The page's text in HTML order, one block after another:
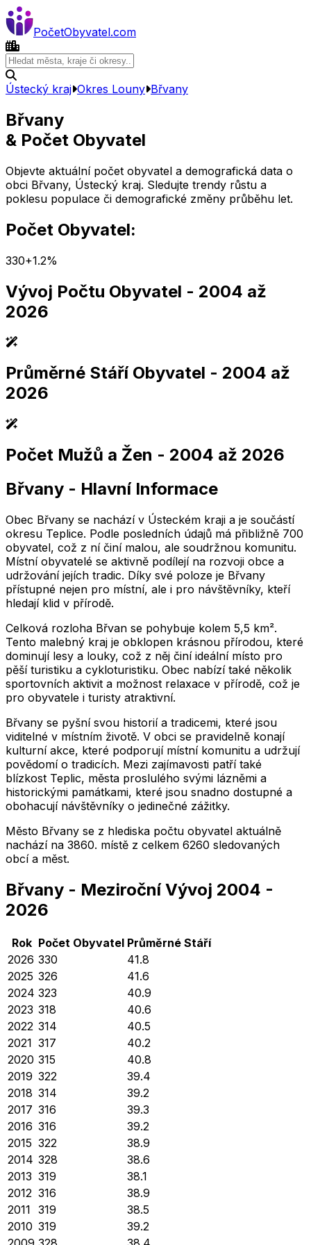
PočetObyvatel.com
Ústecký kraj Okres Louny Břvany
Břvany
& Počet Obyvatel
Objevte aktuální počet obyvatel a demografická data o
obci Břvany, Ústecký kraj. Sledujte trendy růstu a
poklesu populace či demografické změny průběhu let.
Počet Obyvatel:
330+1.2%
Vývoj Počtu Obyvatel - 2004 až
2026
2,005 2,010 2,015 2,020 2,025
2,005 2,010 2,015 2,020 2,025
Průměrné Stáří Obyvatel - 2004 až
2026
2,005 2,010 2,015 2,020 2,025
2,005 2,010 2,015 2,020 2,025
Počet Mužů a Žen - 2004 až 2026
Břvany - Hlavní Informace
Obec Břvany se nachází v Ústeckém kraji a je součástí
okresu Teplice. Podle posledních údajů má přibližně 700
obyvatel, což z ní činí malou, ale soudržnou komunitu.
Místní obyvatelé se aktivně podílejí na rozvoji obce a
udržování jejích tradic. Díky své poloze je Břvany
přístupné nejen pro místní, ale i pro návštěvníky, kteří
hledají klid v přírodě.
Celková rozloha Břvan se pohybuje kolem 5,5 km².
Tento malebný kraj je obklopen krásnou přírodou, které
dominují lesy a louky, což z něj činí ideální místo pro
pěší turistiku a cykloturistiku. Obec nabízí také několik
sportovních aktivit a možnost relaxace v přírodě, což je
pro obyvatele i turisty atraktivní.
Břvany se pyšní svou historií a tradicemi, které jsou
viditelné v místním životě. V obci se pravidelně konají
kulturní akce, které podporují místní komunitu a udržují
povědomí o tradicích. Mezi zajímavosti patří také
blízkost Teplic, města proslulého svými lázněmi a
historickými památkami, které jsou snadno dostupné a
obohacují návštěvníky o jedinečné zážitky.
Město Břvany se z hlediska počtu obyvatel aktuálně
nachází na 3860. místě z celkem 6260 sledovaných
obcí a měst.
Břvany - Meziroční Vývoj 2004 -
2026
Rok Počet Obyvatel Průměrné Stáří
2026 330
41.8
2025 326
41.6
2024 323
40.9
2023 318
40.6
2022 314
40.5
2021 317
40.2
2020 315
40.8
2019 322
39.4
2018 314
39.2
2017 316
39.3
2016 316
39.2
2015 322
38.9
2014 328
38.6
2013 319
38.1
2012 316
38.9
2011 319
38.5
2010 319
39.2